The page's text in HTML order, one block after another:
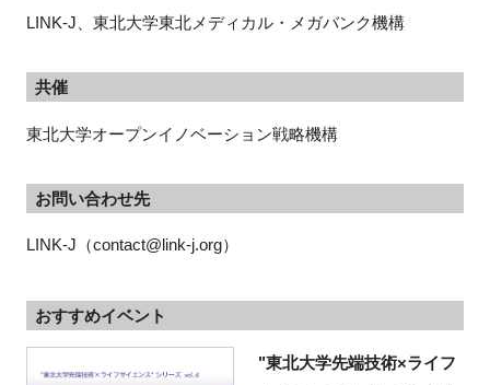
LINK-J、東北大学東北メディカル・メガバンク機構
共催
東北大学オープンイノベーション戦略機構
お問い合わせ先
LINK-J（contact@link-j.org）
おすすめイベント
"東北大学先端技術×ライフ